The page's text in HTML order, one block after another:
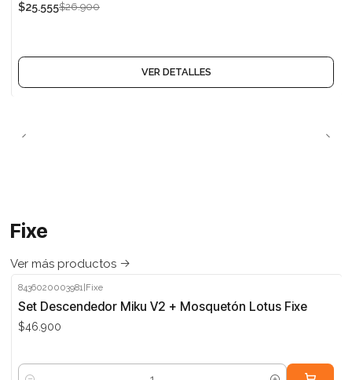
Agotado
$25.555$26.900
VER DETALLES
Fixe
Ver más productos
8436020003981 Fixe
Set Descendedor Miku V2 + Mosquetón Lotus Fixe
$46.900